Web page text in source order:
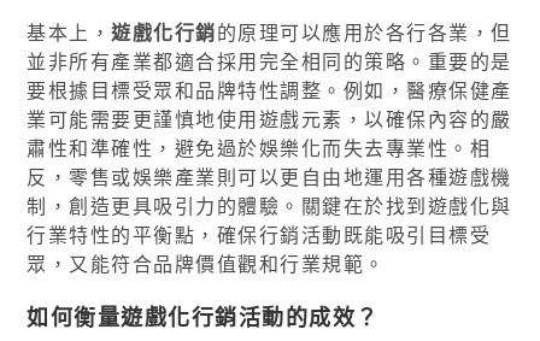
基本上，遊戲化行銷的原理可以應用於各行各業，但
並非所有產業都適合採用完全相同的策略。重要的是
要根據目標受眾和品牌特性調整。例如，醫療保健產
業可能需要更謹慎地使用遊戲元素，以確保內容的嚴
肅性和準確性，避免過於娛樂化而失去專業性。相
反，零售或娛樂產業則可以更自由地運用各種遊戲機
制，創造更具吸引力的體驗。關鍵在於找到遊戲化與
行業特性的平衡點，確保行銷活動既能吸引目標受
眾，又能符合品牌價值觀和行業規範。
如何衡量遊戲化行銷活動的成效？